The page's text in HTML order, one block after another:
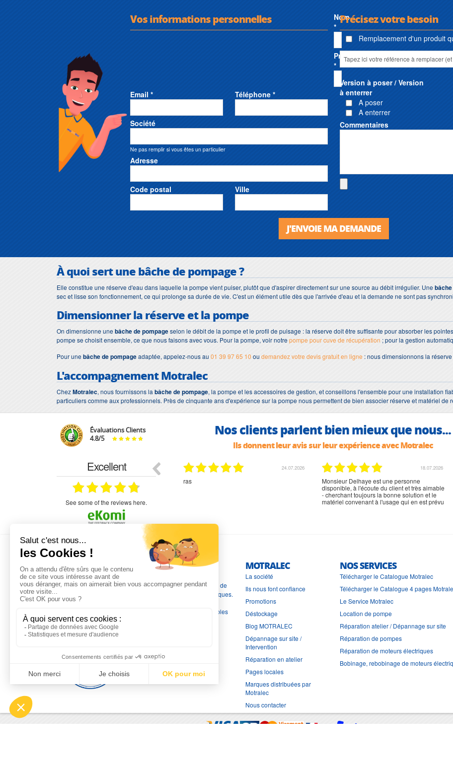
Vos informations personnelles
Nom
*
Prénom
*
Email * Téléphone *
Société
Ne pas remplir si vous êtes un particulier
Adresse
Code postal Ville
Précisez votre besoin
Remplacement d'un produit
Version à poser / Version
à enterrer
A poser
A enterrer
Commentaires
J'ENVOIE MA DEMANDE
À quoi sert une bâche de pompage ?
Elle constitue une réserve d'eau dans laquelle la pompe vient puiser, plutôt que d'aspirer directement sur une source au débit irrégulier. Une
sec et lisse son fonctionnement, ce qui prolonge sa durée de vie. C'est un élément utile dès que l'arrivée d'eau et la demande ne sont pas
Dimensionner la réserve et la pompe
On dimensionne unebâche de pompageselon le débit de la pompe et le profil de puisage : la réserve doit être suffisante pour absorber les
pompe se choisit ensemble, ce que nous faisons avec vous. Pour la pompe, voir notrepompe pour cuve de récupération ; pour la gestion
Pour unebâche de pompageadaptée, appelez-nous au 01 39 97 65 10 ou demandez votre devis gratuit en ligne : nous dimensionnons la
L'accompagnement Motralec
ChezMotralec, nous fournissons la bâche de pompage, la pompe et les accessoires de gestion, et conseillons l'ensemble pour une installation
particuliers comme aux professionnels. Près de cinquante ans d'expérience sur la pompe nous permettent de bien associer réserve et matériel de
Évaluations Clients
4.8/5 Nos clients parlent bien mieux que nous...
Ils donnent leur avis sur leur expérience avec Motralec
Excellent
see some of the reviews here.
07.07.2026
bien rien a dire .what else
02.07.2026
RAS
02.07.2026
rien à signaler, très content
L'EXPERTISE MOTRALEC
Depuis 1976, nous sommes
Franceen pompes de relevage, station de relevage, pompe de
chauffage, suppression, forage, immergée et moteurs électriques.
Nous assurons
, tout en travaillant avec les marques les plus fiables
du marché.
MOTRALEC
La société
Ils nous font confiance
Promotions
Déstockage
Blog MOTRALEC
Dépannage sur site /
Intervention
Réparation en atelier
Pages locales
Marques distribuées par
Motralec
Nous contacter
NOS SERVICES
Télécharger le Catalogue Motralec
Télécharger le Catalogue 4 pages
Le Service Motralec
Location de pompe
Réparation atelier / Dépannage sur site
Réparation de pompes
Réparation de moteurs électriques
Bobinage, rebobinage de moteurs